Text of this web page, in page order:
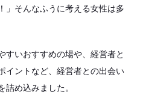
」そんなふうに考える女性は多
すいおすすめの場や、経営者と
イントなど、経営者との出会い
詰め込みました。